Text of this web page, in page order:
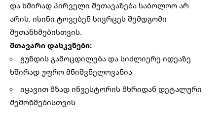
და ხშირად პირველი შეთავაზება საბოლოო არ
არის. ისინი ტოვებენ სივრცეს შემდგომი
შეთანხმებისთვის.
მთავარი დასკვნები:
გუნდის გამოცდილება და სიძლიერე იდეაზე
ხშირად უფრო მნიშვნელოვანია
იყავით მზად ინვესტორის მხრიდან დეტალური
შემოწმებისთვის